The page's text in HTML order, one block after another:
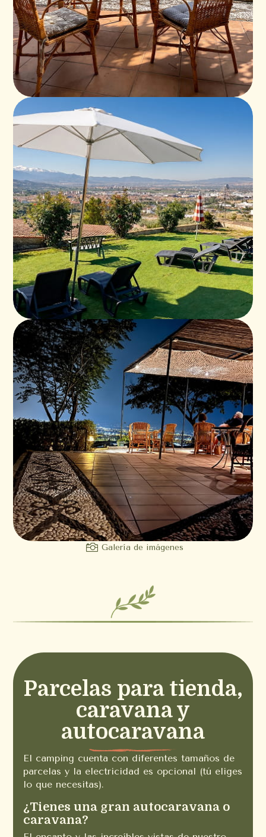
 Galería de imágenes
Parcelas para tienda,
caravana y
autocaravana
El camping cuenta con diferentes tamaños de
parcelas y la electricidad es opcional (tú eliges
lo que necesitas).
¿Tienes una gran autocaravana o
caravana?